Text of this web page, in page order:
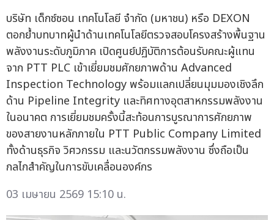
บริษัท เด็กซ์ซอน เทคโนโลยี จำกัด (มหาชน) หรือ DEXON
ตอกย้ำบทบาทผู้นำด้านเทคโนโลยีตรวจสอบโครงสร้างพื้นฐาน
พลังงานระดับภูมิภาค เปิดศูนย์ปฏิบัติการต้อนรับคณะผู้แทน
จาก PTT PLC เข้าเยี่ยมชมศักยภาพด้าน Advanced
Inspection Technology พร้อมแลกเปลี่ยนมุมมองเชิงลึก
ด้าน Pipeline Integrity และทิศทางอุตสาหกรรมพลังงาน
ในอนาคต การเยี่ยมชมครั้งนี้สะท้อนการบูรณาการศักยภาพ
ของสายงานหลักภายใน PTT Public Company Limited
ทั้งด้านธุรกิจ วิศวกรรม และนวัตกรรมพลังงาน ซึ่งถือเป็น
กลไกสำคัญในการขับเคลื่อนองค์กร
03 เมษายน 2569 15:10 น.